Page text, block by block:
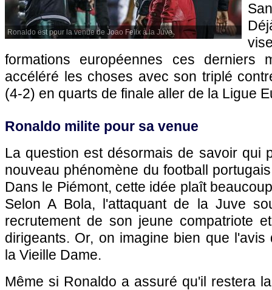
Ronaldo est pour la venue de Joao Felix à la Juve
formations européennes ces derniers
accéléré les choses avec son triplé
(4-2) en quarts de finale aller de la Ligue
Ronaldo milite pour sa venue
La question est désormais de savoir qui
nouveau phénomène du football
Dans le Piémont, cette idée plaît
Selon A Bola, l'attaquant de la Juve
recrutement de son jeune compatriote
dirigeants. Or, on imagine bien que
la Vieille Dame.
Même si Ronaldo a assuré qu'il restera